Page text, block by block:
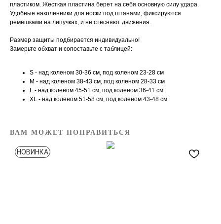
пластиком. Жесткая пластина берет на себя основную силу удара.
Удобные наколенники для носки под штанами, фиксируются
ремешками на липучках, и не стесняют движения.
Размер защиты подбирается индивидуально!
Замерьте обхват и сопоставьте с таблицей:
S - над коленом 30-36 см, под коленом 23-28 см
M - над коленом 38-43 см, под коленом 28-33 см
L - над коленом 45-51 см, под коленом 36-41 см
XL - над коленом 51-58 см, под коленом 43-48 см
ВАМ МОЖЕТ ПОНРАВИТЬСЯ
НОВИНКА